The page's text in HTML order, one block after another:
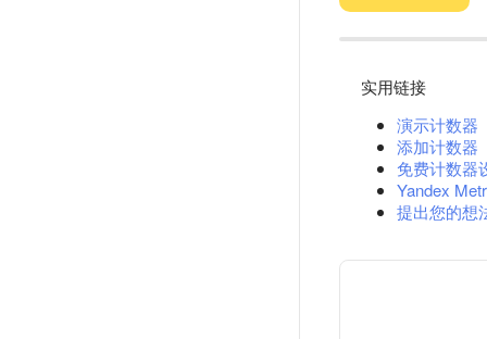
实用链接
演示计数器
添加计数器
免费计数器
Yandex
提出您的想